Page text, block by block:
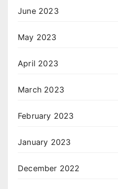
June 2023
May 2023
April 2023
March 2023
February 2023
January 2023
December 2022